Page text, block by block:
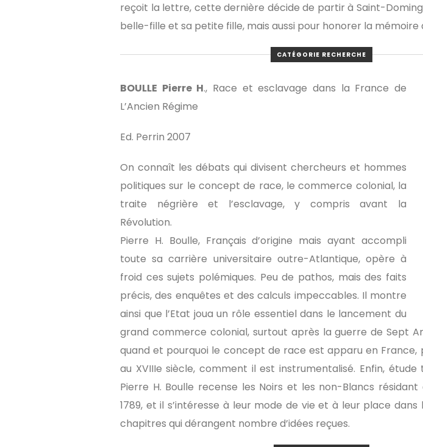
reçoit la lettre, cette dernière décide de partir à Saint-
belle-fille et sa petite fille, mais aussi pour honorer la mémoire
CATÉGORIE RECHERCHE
BOULLE Pierre H., Race et esclavage dans la France de
L’Ancien Régime
Ed. Perrin 2007
On connaît les débats qui divisent chercheurs et hommes
politiques sur le concept de race, le commerce colonial, la
traite négrière et l’esclavage, y compris avant la
Révolution.
Pierre H. Boulle, Français d’origine mais ayant accompli
toute sa carrière universitaire outre-Atlantique, opère à
froid ces sujets polémiques. Peu de pathos, mais des faits
précis, des enquêtes et des calculs impeccables. Il montre
ainsi que l’Etat joua un rôle essentiel dans le lancement du
grand commerce colonial, surtout après la guerre de Sept
quand et pourquoi le concept de race est apparu en France,
au XVIIIe siècle, comment il est instrumentalisé. Enfin,
Pierre H. Boulle recense les Noirs et les non-Blancs
1789, et il s’intéresse à leur mode de vie et à leur place
chapitres qui dérangent nombre d’idées reçues.